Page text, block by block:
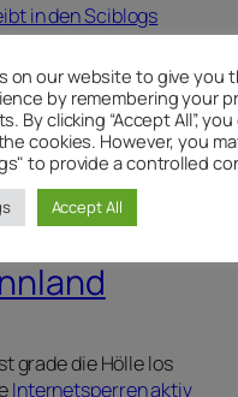
in den Sciblogs
Shitstorm.
grade die Hölle los
Internetsperren aktiv
on our website to give you
by remembering your
By clicking “Accept All”,
cookies. However, you
to provide a controlled
Accept All